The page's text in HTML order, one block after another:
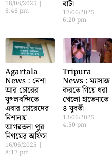
18/08/2025
6:46 pm
বাটা
17/06/2025
6:20 pm
Agartala
News : নেশা
আর চোরের
যুগলবন্দিতে
এবার চোরেদের
নিশানায়
আগরতলা পুর
নিগমের অফিস
16/06/2025
8:17 pm
Tripura
News : ম্যাসাজ
করতে গিয়ে ধরা
খেলো হাতেনাতে
৪ যুবতী
13/06/2025
4:50 pm